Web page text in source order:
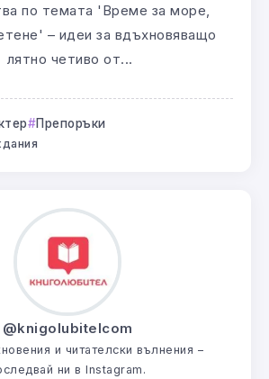
по темата 'Време за море,
– идеи за вдъхновяващо
лятно четиво от...
Препоръки
@knigolubitelcom
и читателски вълнения –
ни в Instagram.